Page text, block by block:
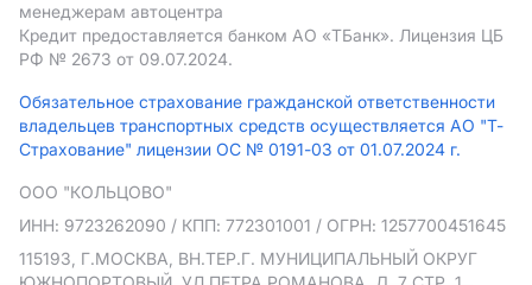
менеджерам автоцентра
Кредит предоставляется банком АO «ТБанк». Лицензия ЦБ
РФ № 2673 от 09.07.2024.
Обязательное страхование гражданской ответственности
владельцев транспортных средств осуществляется АО "Т-
Страхование" лицензии ОС № 0191-03 от 01.07.2024 г.
ООО "КОЛЬЦОВО"
ИНН: 9723262090 / КПП: 772301001 / ОГРН: 1257700451645
115193, Г.МОСКВА, ВН.ТЕР.Г. МУНИЦИПАЛЬНЫЙ ОКРУГ